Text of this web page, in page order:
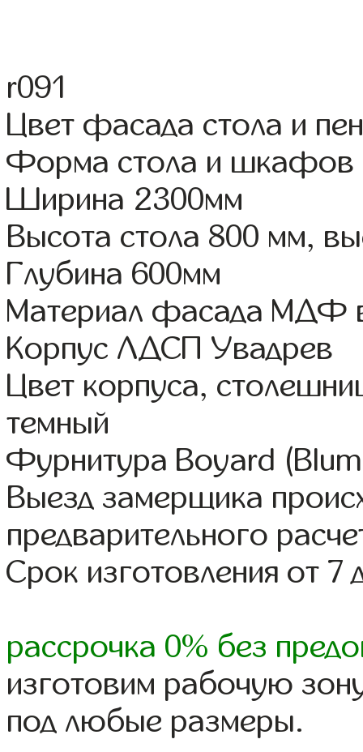
r091
Цвет фасада стола и
Форма стола и шкафов
Ширина 2300мм
Высота стола 800 мм,
Глубина 600мм
Материал фасада МДФ
Корпус ЛДСП Увадрев
Цвет корпуса,
темный
Фурнитура Boyard
Выезд замерщика
предварительного
Срок изготовления от 7
рассрочка 0% без
изготовим рабочую
под любые размеры.